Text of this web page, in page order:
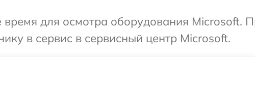
время для осмотра оборудования Microsoft.
в сервис в сервисный центр Microsoft.